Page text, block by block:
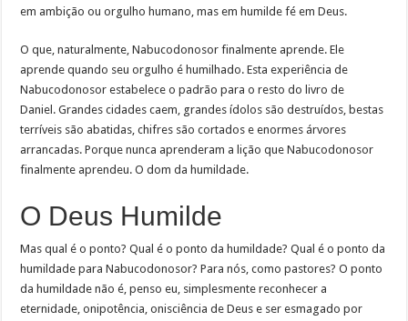
em ambição ou orgulho humano, mas em humilde fé em Deus.
O que, naturalmente, Nabucodonosor finalmente aprende. Ele
aprende quando seu orgulho é humilhado. Esta experiência de
Nabucodonosor estabelece o padrão para o resto do livro de
Daniel. Grandes cidades caem, grandes ídolos são destruídos, bestas
terríveis são abatidas, chifres são cortados e enormes árvores
arrancadas. Porque nunca aprenderam a lição que Nabucodonosor
finalmente aprendeu. O dom da humildade.
O Deus Humilde
Mas qual é o ponto? Qual é o ponto da humildade? Qual é o ponto da
humildade para Nabucodonosor? Para nós, como pastores? O ponto
da humildade não é, penso eu, simplesmente reconhecer a
eternidade, onipotência, onisciência de Deus e ser esmagado por